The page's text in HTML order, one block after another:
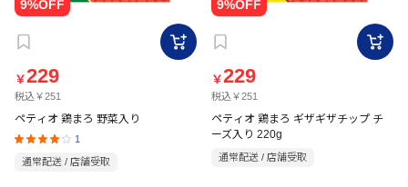
￥229
税込￥251
ペティオ 鶏まろ 野菜入り
1
通常配送 / 店舗受取
￥229
税込￥251
ペティオ 鶏まろ ギザギザチップ チ
ーズ入り 220g
通常配送 / 店舗受取